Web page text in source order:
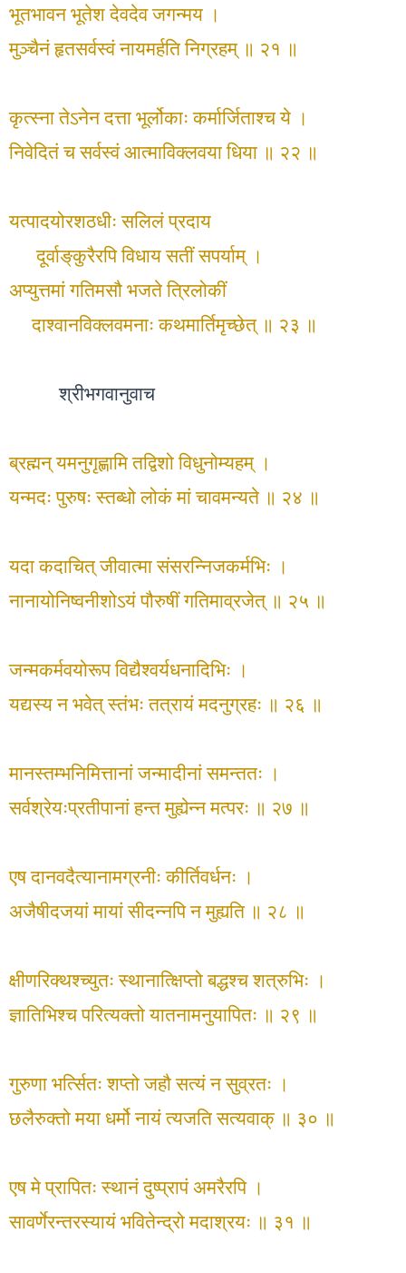
भूतभावन भूतेश देवदेव जगन्मय ।
मुञ्चैनं हृतसर्वस्वं नायमर्हति निग्रहम् ॥ २१ ॥
कृत्स्ना तेऽनेन दत्ता भूर्लोकाः कर्मार्जिताश्च ये ।
निवेदितं च सर्वस्वं आत्माविक्लवया धिया ॥ २२ ॥
यत्पादयोरशठधीः सलिलं प्रदाय
दूर्वाङ्‌कुरैरपि विधाय सतीं सपर्याम् ।
अप्युत्तमां गतिमसौ भजते त्रिलोकीं
दाश्वानविक्लवमनाः कथमार्तिमृच्छेत् ॥ २३ ॥
श्रीभगवानुवाच
ब्रह्मन् यमनुगृह्णामि तद्विशो विधुनोम्यहम् ।
यन्मदः पुरुषः स्तब्धो लोकं मां चावमन्यते ॥ २४ ॥
यदा कदाचित् जीवात्मा संसरन्निजकर्मभिः ।
नानायोनिष्वनीशोऽयं पौरुषीं गतिमाव्रजेत् ॥ २५ ॥
जन्मकर्मवयोरूप विद्यैश्वर्यधनादिभिः ।
यद्यस्य न भवेत् स्तंभः तत्रायं मदनुग्रहः ॥ २६ ॥
मानस्तम्भनिमित्तानां जन्मादीनां समन्ततः ।
सर्वश्रेयःप्रतीपानां हन्त मुह्येन्न मत्परः ॥ २७ ॥
एष दानवदैत्यानामग्रनीः कीर्तिवर्धनः ।
अजैषीदजयां मायां सीदन्नपि न मुह्यति ॥ २८ ॥
क्षीणरिक्थश्च्युतः स्थानात्क्षिप्तो बद्धश्च शत्रुभिः ।
ज्ञातिभिश्च परित्यक्तो यातनामनुयापितः ॥ २९ ॥
गुरुणा भर्त्सितः शप्तो जहौ सत्यं न सुव्रतः ।
छलैरुक्तो मया धर्मो नायं त्यजति सत्यवाक् ॥ ३० ॥
एष मे प्रापितः स्थानं दुष्प्रापं अमरैरपि ।
सावर्णेरन्तरस्यायं भवितेन्द्रो मदाश्रयः ॥ ३१ ॥